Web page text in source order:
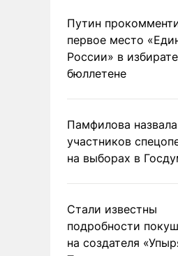
Путин
первое место
России» в
бюллетене
Памфилова
участников
на выборах в
Стали известны
подробности
на создателя